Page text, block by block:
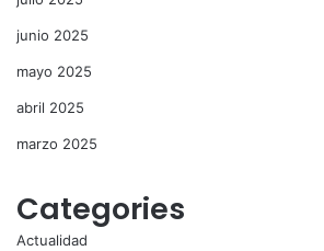
junio 2025
mayo 2025
abril 2025
marzo 2025
Categories
Actualidad